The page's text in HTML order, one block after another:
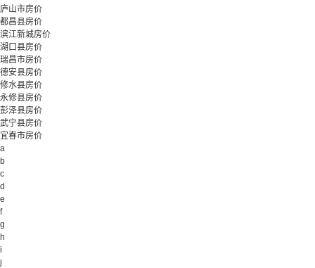
庐山市房价
都昌县房价
滨江新城房价
湖口县房价
瑞昌市房价
德安县房价
修水县房价
永修县房价
彭泽县房价
武宁县房价
宜春市房价
a
b
c
d
e
f
g
h
i
j